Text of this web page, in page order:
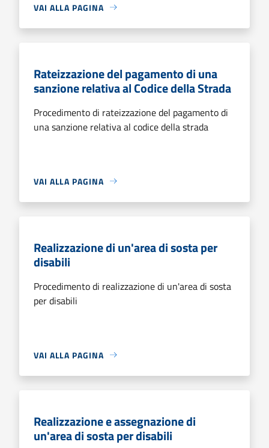
VAI ALLA PAGINA
Rateizzazione del pagamento di una
sanzione relativa al Codice della Strada
Procedimento di rateizzazione del pagamento di
una sanzione relativa al codice della strada
VAI ALLA PAGINA
Realizzazione di un'area di sosta per
disabili
Procedimento di realizzazione di un'area di sosta
per disabili
VAI ALLA PAGINA
Realizzazione e assegnazione di
un'area di sosta per disabili